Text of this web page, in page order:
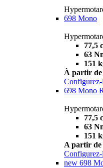
698 Mono
77,5
63
151
À partir de
698 Mono
77,5
63
151
A partir de
new 698